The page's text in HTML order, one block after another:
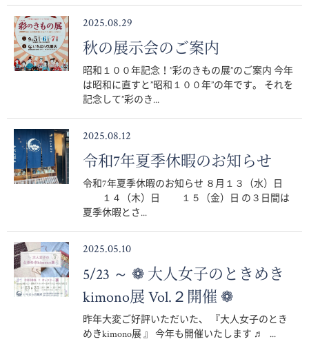
2025.08.29
秋の展示会のご案内
昭和１００年記念！”彩のきもの展”のご案内 今年
は昭和に直すと”昭和１００年”の年です。 それを
記念して”彩のき...
2025.08.12
令和7年夏季休暇のお知らせ
令和7年夏季休暇のお知らせ ８月１３（水）日
１４（木）日 １５（金）日 の３日間は
夏季休暇とさ...
2025.05.10
5/23 ～ ❁ 大人女子のときめき
kimono展 Vol.２開催 ❁
昨年大変ご好評いただいた、 『大人女子のとき
めきkimono展 』 今年も開催いたします ♬ ...